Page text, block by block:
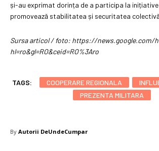
și-au exprimat dorința de a participa la
promovează stabilitatea și securitatea colectivă
Sursa articol / foto: https://news.google.com/
hl=ro&gl=RO&ceid=RO%3Aro
TAGS: COOPERARE REGIONALA
PREZENTA MILITARA
By Autorii DeUndeCumpar